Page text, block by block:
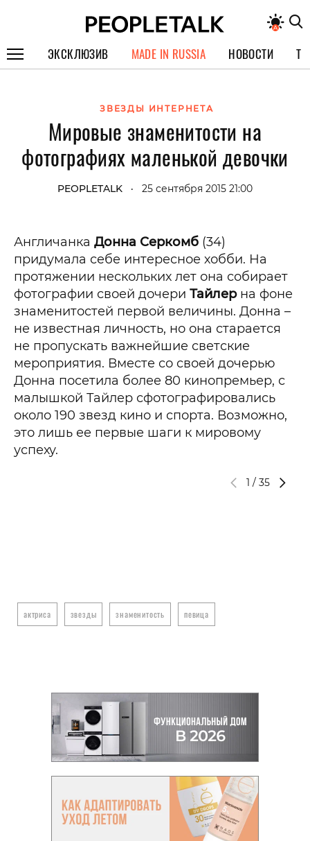
ЭКСКЛЮЗИВ
СПЕЦПРОЕКТЫ
ИНТЕРВЬЮ
ПОКОЛЕНИЕ
MADE IN RUSSIA НОВОСТИ
ЗВЕЗДЫ ИНТЕРНЕТА
Мировые знаменитости на
фотографиях маленькой девочки
PEOPLETALK • 25 сентября 2015 21:00
Англичанка Донна Серкомб (34)
придумала себе интересное хобби. На
протяжении нескольких лет она собирает
фотографии своей дочери Тайлерна фоне
знаменитостей первой величины. Донна –
не известная личность, но она старается
не пропускать важнейшие светские
мероприятия. Вместе со своей дочерью
Донна посетила более 80 кинопремьер, с
малышкой Тайлер сфотографировались
около 190 звезд кино и спорта. Возможно,
это лишь ее первые шаги к мировому
успеху.
1 / 35
актриса звезды знаменитость певица